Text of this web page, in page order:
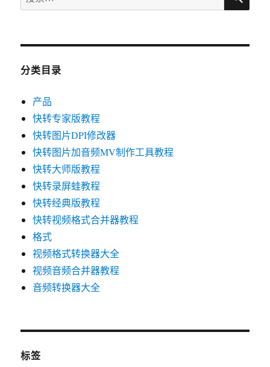
索：
分类目录
产品
快转专家版教程
快转图片DPI修改器
快转图片加音频MV制作工具教程
快转大师版教程
快转录屏蛙教程
快转经典版教程
快转视频格式合并器教程
格式
视频格式转换器大全
视频音频合并器教程
音频转换器大全
标签